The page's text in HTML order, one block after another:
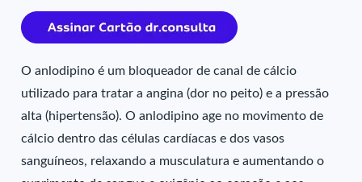
O anlodipino é um bloqueador de canal de cálcio
utilizado para tratar a angina (dor no peito) e a pressão
alta (hipertensão). O anlodipino age no movimento de
cálcio dentro das células cardíacas e dos vasos
sanguíneos, relaxando a musculatura e aumentando o